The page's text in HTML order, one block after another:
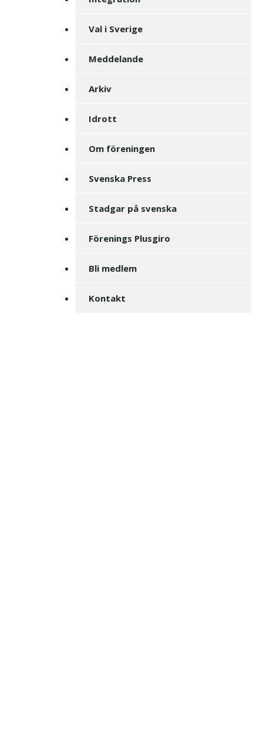
Val i Sverige
Meddelande
Arkiv
Idrott
Om föreningen
Svenska Press
Stadgar på svenska
Förenings Plusgiro
Bli medlem
Kontakt